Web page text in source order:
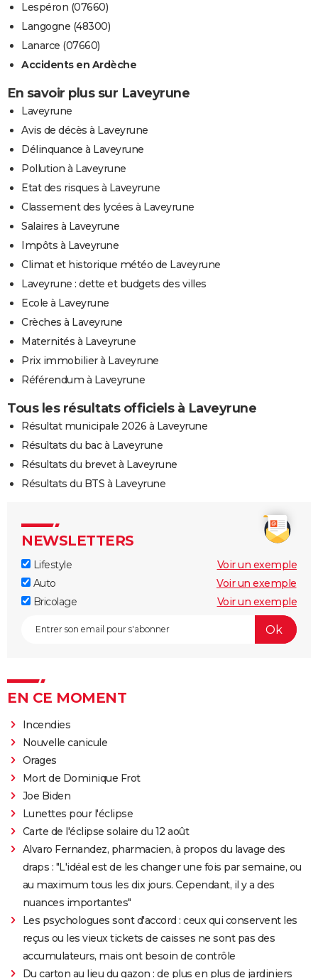
Lespéron (07660)
Langogne (48300)
Lanarce (07660)
Accidents en Ardèche
En savoir plus sur Laveyrune
Laveyrune
Avis de décès à Laveyrune
Délinquance à Laveyrune
Pollution à Laveyrune
Etat des risques à Laveyrune
Classement des lycées à Laveyrune
Salaires à Laveyrune
Impôts à Laveyrune
Climat et historique météo de Laveyrune
Laveyrune : dette et budgets des villes
Ecole à Laveyrune
Crèches à Laveyrune
Maternités à Laveyrune
Prix immobilier à Laveyrune
Référendum à Laveyrune
Tous les résultats officiels à Laveyrune
Résultat municipale 2026 à Laveyrune
Résultats du bac à Laveyrune
Résultats du brevet à Laveyrune
Résultats du BTS à Laveyrune
NEWSLETTERS
Lifestyle
Voir un exemple
Auto
Voir un exemple
Bricolage
Voir un exemple
EN CE MOMENT
Incendies
Nouvelle canicule
Orages
Mort de Dominique Frot
Joe Biden
Lunettes pour l'éclipse
Carte de l'éclipse solaire du 12 août
Alvaro Fernandez, pharmacien, à propos du lavage des
draps : "L'idéal est de les changer une fois par semaine, ou
au maximum tous les dix jours. Cependant, il y a des
nuances importantes"
Les psychologues sont d'accord : ceux qui conservent les
reçus ou les vieux tickets de caisses ne sont pas des
accumulateurs, mais ont besoin de contrôle
Du carton au lieu du gazon : de plus en plus de jardiniers